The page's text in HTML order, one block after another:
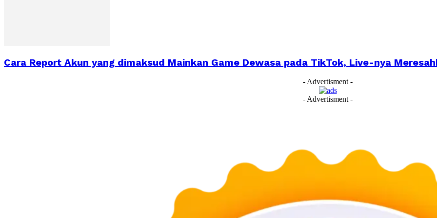
Cara Report Akun yang dimaksud Mainkan Game Dewasa pada TikTok, Live-nya
- Advertisment -
- Advertisment -